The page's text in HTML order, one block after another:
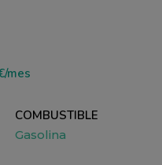
mes
COMBUSTIBLE
Gasolina